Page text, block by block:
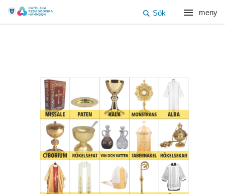
meny
Sök